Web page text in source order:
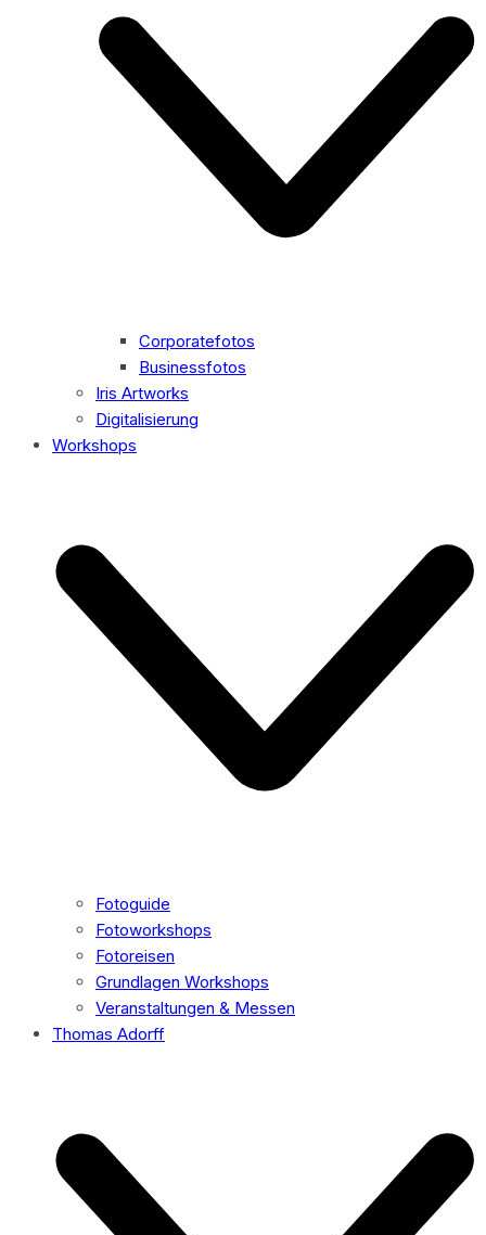
Corporatefotos
Businessfotos
Iris Artworks
Digitalisierung
Workshops
Fotoguide
Fotoworkshops
Fotoreisen
Grundlagen Workshops
Veranstaltungen & Messen
Thomas Adorff